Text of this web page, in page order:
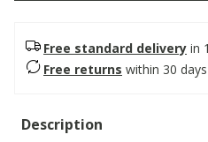
Free standard delivery in
Free returns within 30
Description